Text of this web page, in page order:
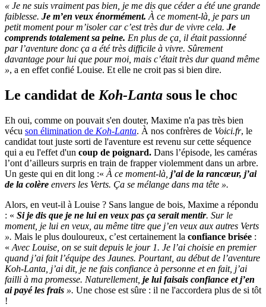
« Je ne suis vraiment pas bien, je me dis que céder a été une grande
faiblesse. Je m’en veux énormément.À ce moment-là, je pars un
petit moment pour m’isoler car c’est très dur de vivre cela. Je
comprends totalement sa peine. En plus de ça, il était passionné
par l’aventure donc ça a été très difficile à vivre. Sûrement
davantage pour lui que pour moi, mais c’était très dur quand même
», a en effet confié Louise. Et elle ne croit pas si bien dire.
Le candidat de Koh-Lanta sous le choc
Eh oui, comme on pouvait s'en douter, Maxime n'a pas très bien
vécu son élimination de Koh-Lanta. À nos confrères de Voici.fr, le
candidat tout juste sorti de l'aventure est revenu sur cette séquence
qui a eu l'effet d'un coup de poignard. Dans l’épisode, les caméras
l’ont d’ailleurs surpris en train de frapper violemment dans un arbre.
Un geste qui en dit long :« À ce moment-là, j’ai de la rancœur, j’ai
de la colère envers les Verts. Ça se mélange dans ma tête ».
Alors, en veut-il à Louise ? Sans langue de bois, Maxime a répondu
: « Si je dis que je ne lui en veux pas ça serait mentir. Sur le
moment, je lui en veux, au même titre que j’en veux aux autres Verts
». Mais le plus douloureux, c’est certainement la confiance brisée :
« Avec Louise, on se suit depuis le jour 1. Je l’ai choisie en premier
quand j’ai fait l’équipe des Jaunes. Pourtant, au début de l’aventure
Koh-Lanta, j’ai dit, je ne fais confiance à personne et en fait, j’ai
failli à ma promesse. Naturellement, je lui faisais confiance et j’en
ai payé les frais ». Une chose est sûre : il ne l'accordera plus de si tôt
!